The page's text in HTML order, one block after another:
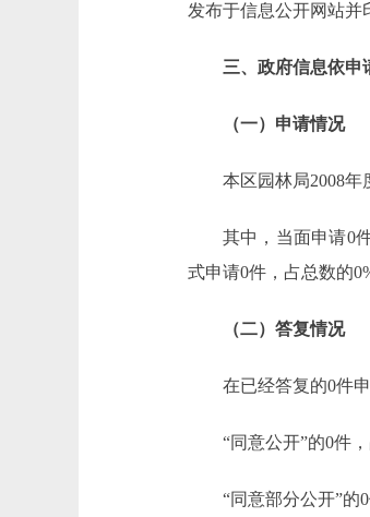
发布于信息公开网站并
三、政府信息依申
（一）申请情况
本区园林局2008年
其中，当面申请0
式申请0件，占总数的
（二）答复情况
在已经答复的0件申
“同意公开”的0件，
“同意部分公开”的